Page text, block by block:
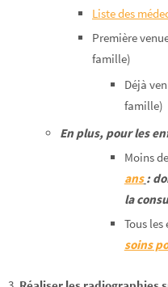
Liste des
Première
famille)
Déjà
famille)
En plus, pour les
Moins
ans :
la
Tous les
soins